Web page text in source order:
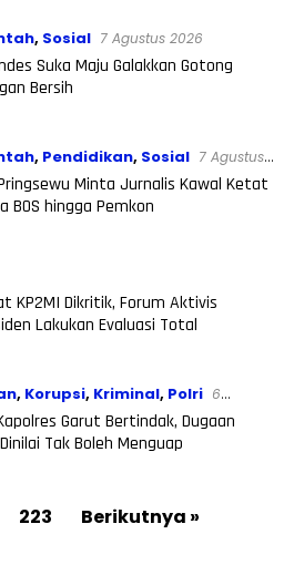
, Sosial 7 Agustus 2026
Suka Maju Galakkan Gotong
Bersih
, Pendidikan, Sosial 7 Agustus
Minta Jurnalis Kawal Ketat
BOS hingga Pemkon
KP2MI Dikritik, Forum Aktivis
Lakukan Evaluasi Total
, Korupsi, Kriminal, Polri 6
Garut Bertindak, Dugaan
Tak Boleh Menguap
223 Berikutnya »